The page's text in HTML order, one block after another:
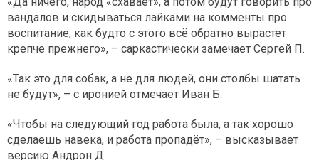
вандалов и скидываться лайками на комменты про
воспитание, как будто с этого всё обратно вырастет
крепче прежнего», – саркастически замечает Сергей П.
«Так это для собак, а не для людей, они столбы шатать
не будут», – с иронией отмечает Иван Б.
«Чтобы на следующий год работа была, а так хорошо
сделаешь навека, и работа пропадёт», – высказывает
версию Андрон Д.